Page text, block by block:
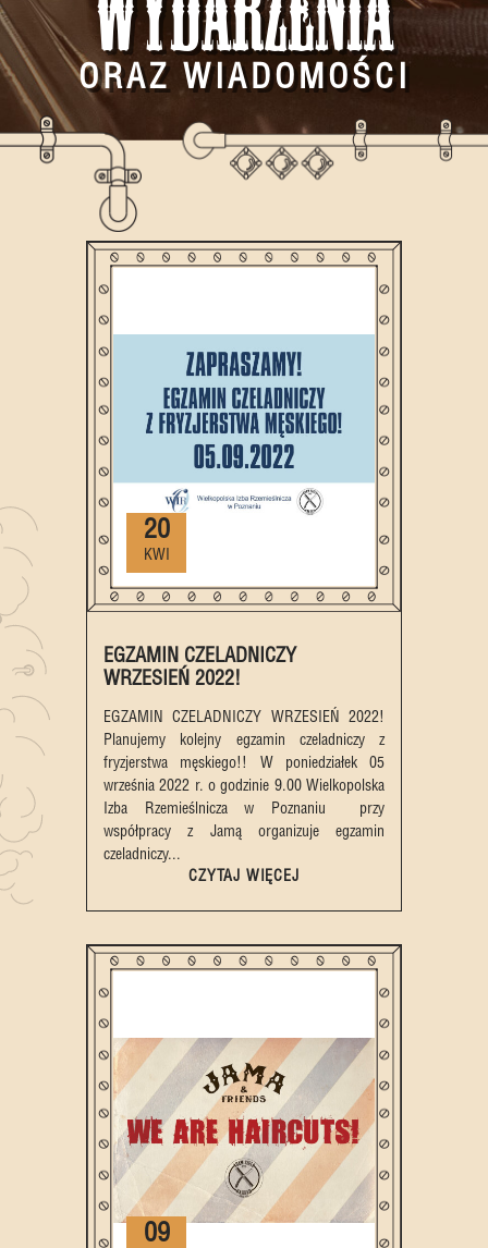
Wydarzenia
ORAZ WIADOMOŚCI
20
KWI
EGZAMIN CZELADNICZY
WRZESIEŃ 2022!
EGZAMIN CZELADNICZY WRZESIEŃ 2022!
Planujemy kolejny egzamin czeladniczy z
fryzjerstwa męskiego!! W poniedziałek 05
września 2022 r. o godzinie 9.00 Wielkopolska
Izba Rzemieślnicza w Poznaniu przy
współpracy z Jamą organizuje egzamin
czeladniczy...
CZYTAJ WIĘCEJ
09